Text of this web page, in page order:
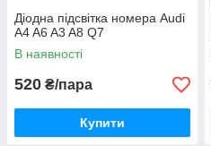
Діодна підсвітка номера Audi
A4 A6 A3 A8 Q7
В наявності
520 ₴/пара
Купити